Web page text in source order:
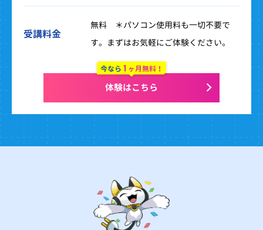
受講料金
無料 ＊パソコン使用料も一切不要で
す。まずはお気軽にご体験ください。
今なら 1 ヶ月無料！
体験はこちら